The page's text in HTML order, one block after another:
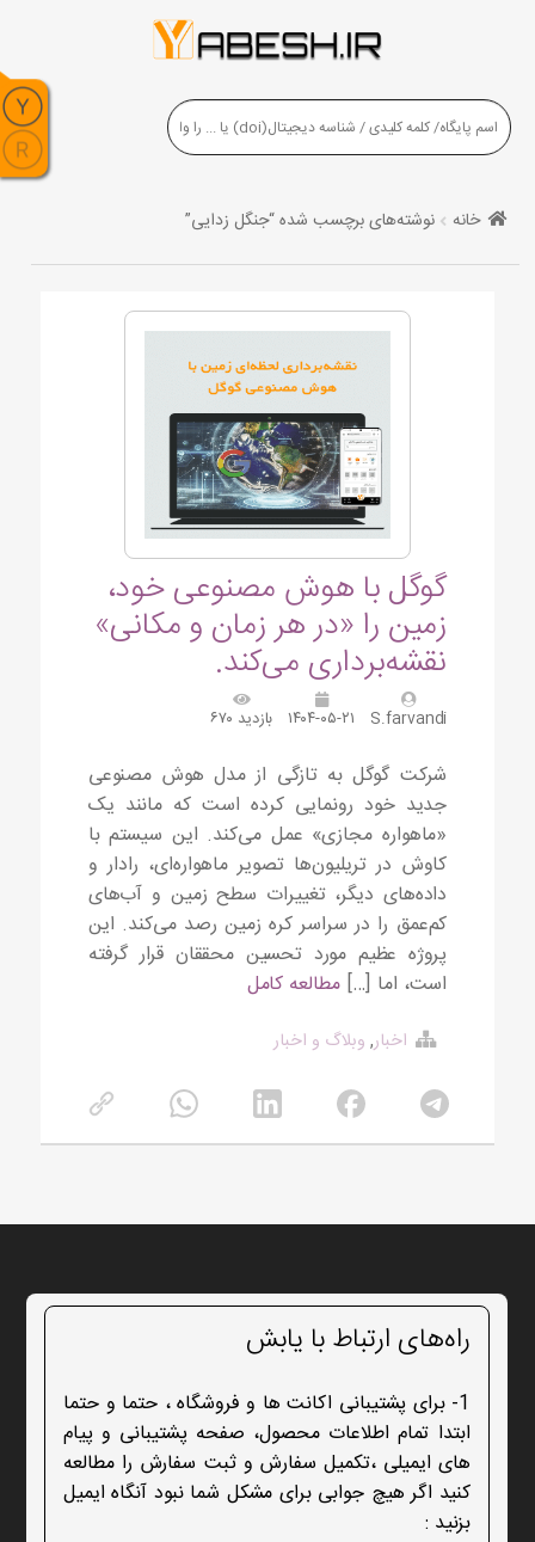
خانه نوشته‌های برچسب شده “جنگل زدایی”
گوگل با هوش مصنوعی خود،
زمین را «در هر زمان و مکانی»
نقشه‌برداری می‌کند.
S.farvandi ۱۴۰۴-۰۵-۲۱ بازدید ۶۷۰
شرکت گوگل به تازگی از مدل هوش مصنوعی
جدید خود رونمایی کرده است که مانند یک
«ماهواره مجازی» عمل می‌کند. این سیستم با
کاوش در تریلیون‌ها تصویر ماهواره‌ای، رادار و
داده‌های دیگر، تغییرات سطح زمین و آب‌های
کم‌عمق را در سراسر کره زمین رصد می‌کند. این
پروژه عظیم مورد تحسین محققان قرار گرفته
است، اما […] مطالعه کامل
اخبار, وبلاگ و اخبار
راه‌های ارتباط با یابش
1- برای پشتیبانی اکانت ها و فروشگاه ، حتما و حتما
ابتدا تمام اطلاعات محصول، صفحه پشتیبانی و پیام
های ایمیلی ،تکمیل سفارش و ثبت سفارش را مطالعه
کنید اگر هیچ جوابی برای مشکل شما نبود آنگاه ایمیل
بزنید :